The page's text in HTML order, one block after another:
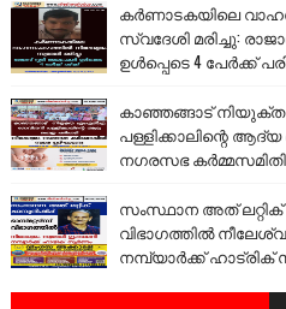
കർണാടകയിലെ
സ്വദേശി മരിച്ചു:
ഉൾപ്പെടെ 4 പേർക്ക്
കാഞ്ഞങ്ങാട്
പള്ളിക്കാലിന്റെ
നഗരസഭ
സംസ്ഥാന അത് ലറ്റിക്
വിഭാഗത്തിൽ
നമ്പ്യാർക്ക്